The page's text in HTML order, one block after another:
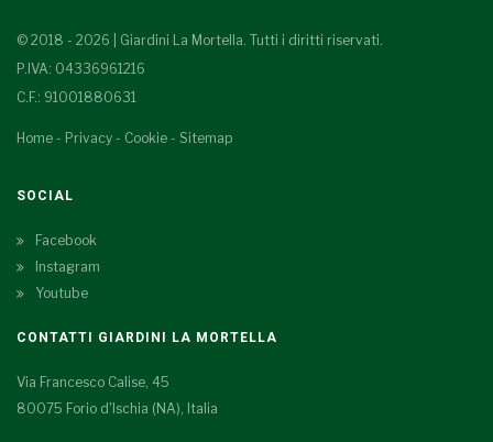
© 2018 - 2026 | Giardini La Mortella. Tutti i diritti riservati.
P.IVA: 04336961216
C.F.: 91001880631
Home - Privacy - Cookie - Sitemap
SOCIAL
Facebook
Instagram
Youtube
CONTATTI GIARDINI LA MORTELLA
Via Francesco Calise, 45
80075 Forio d'Ischia (NA), Italia